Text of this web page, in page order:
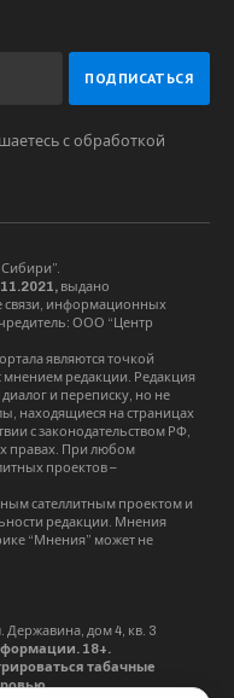
с обработкой
выдано
связи, информационных
ООО “Центр
являются точкой
мнением редакции. Редакция
и переписку, но не
находящиеся на страницах
с законодательством РФ,
правах. При любом
проектов –
сателлитным проектом и
редакции. Мнения
“Мнения” может не
Державина, дом 4, кв. 3
18+.
табачные